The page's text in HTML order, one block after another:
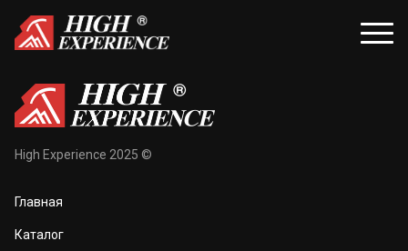
и перчатки
High Experience 2025 ©
Главная
Каталог